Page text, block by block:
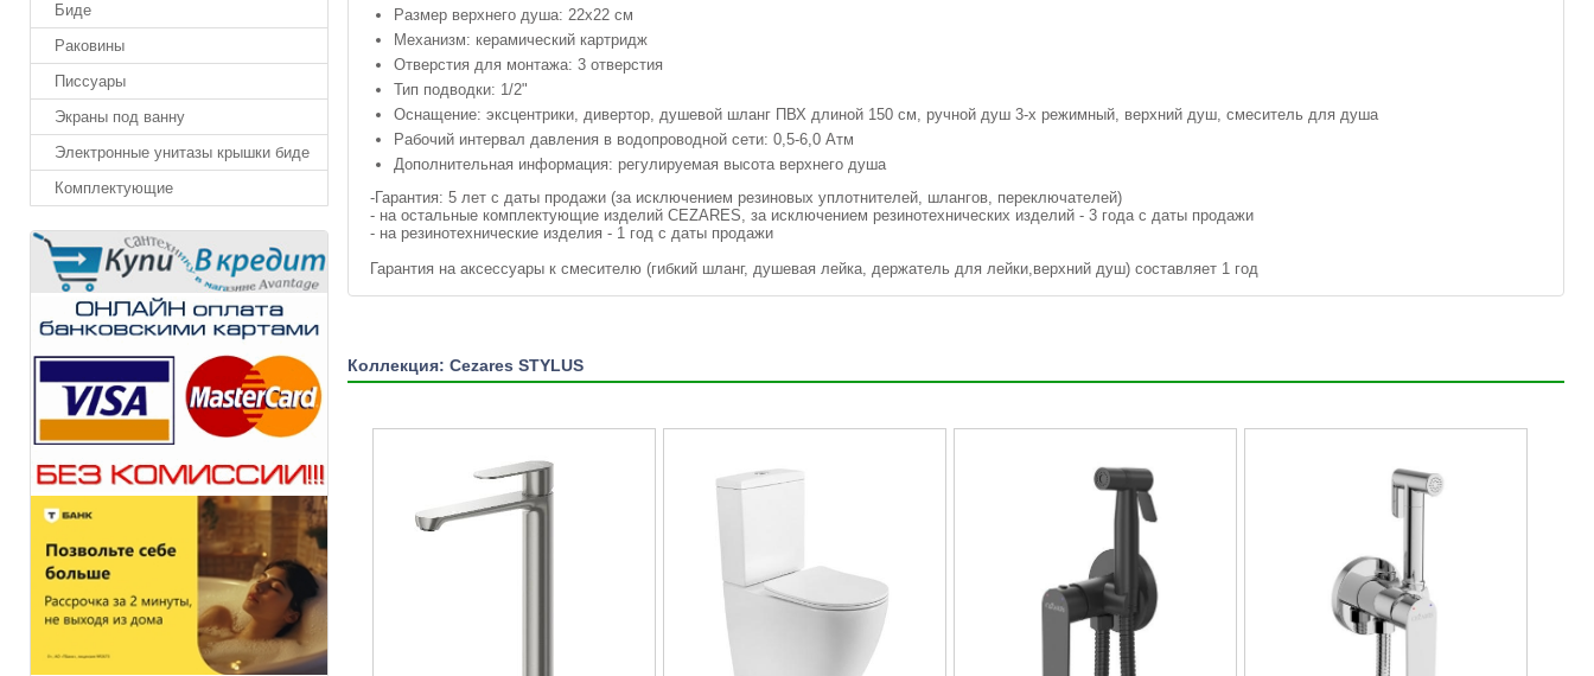
Биде
Раковины
Писсуары
Экраны под ванну
Электронные унитазы крышки биде
Комплектующие
Размер верхнего душа: 22х22 см
Механизм: керамический картридж
Отверстия для монтажа: 3 отверстия
Тип подводки: 1/2"
Оснащение: эксцентрики, дивертор, душевой шланг ПВХ длиной 150 см, ручной душ 3-х режимный, верхний душ, смеситель для душа
Рабочий интервал давления в водопроводной сети: 0,5-6,0 Атм
Дополнительная информация: регулируемая высота верхнего душа
-Гарантия: 5 лет с даты продажи (за исключением резиновых уплотнителей, шлангов, переключателей)
- на остальные комплектующие изделий CEZARES, за исключением резинотехнических изделий - 3 года с даты продажи
- на резинотехнические изделия - 1 год с даты продажи
Гарантия на аксессуары к смесителю (гибкий шланг, душевая лейка, держатель для лейки,верхний душ) составляет 1 год
Коллекция: Cezares STYLUS